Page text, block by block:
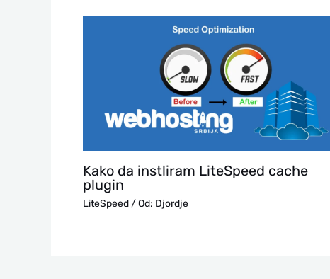
Kako da instliram LiteSpeed cache
plugin
LiteSpeed/ Od: Djordje